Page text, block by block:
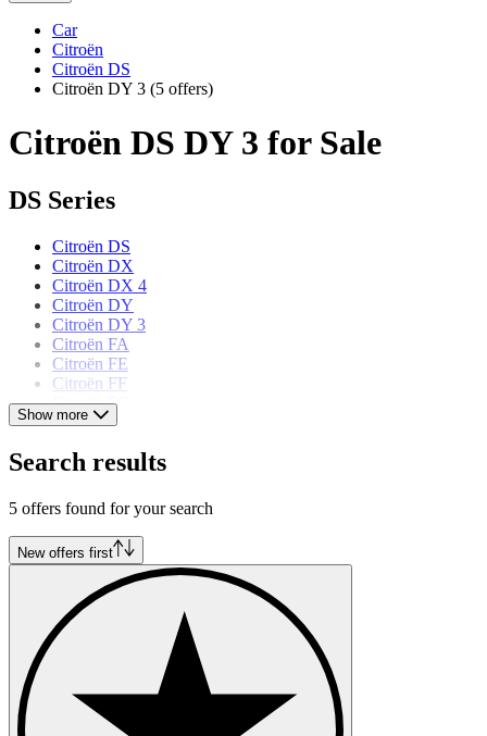
Car
Citroën
Citroën DS
Citroën DY 3 (5 offers)
Citroën DS DY 3 for Sale
DS Series
Citroën DS
Citroën DX
Citroën DX 4
Citroën DY
Citroën DY 3
Citroën FA
Citroën FE
Citroën FF
Citroën FG
Citroën models
Citroën Ami 6
Citroën AX
Citroën BX
Citroën CX
Citroën Dyane
Citroën ID
Citroën Méhari
Citroën Traction Avant
Citroën Typ C
Citroën Type H
Show more
Search results
5 offers found for your search
New offers first